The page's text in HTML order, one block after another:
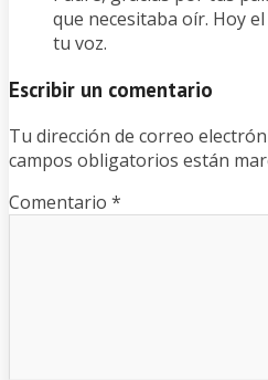
que necesitaba oír. Hoy
tu voz.
Escribir un comentario
Tu dirección de correo
campos obligatorios están
Comentario *